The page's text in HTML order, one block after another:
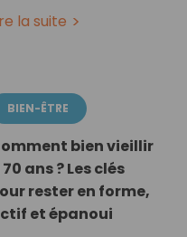
la suite
BIEN-ÊTRE
bien vieillir
ans ? Les clés
rester en forme,
et épanoui